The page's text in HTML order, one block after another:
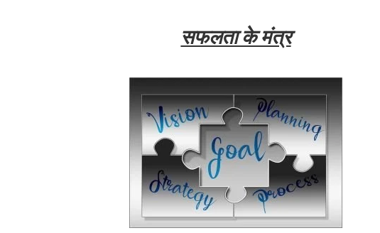
सफलता के मंत्र